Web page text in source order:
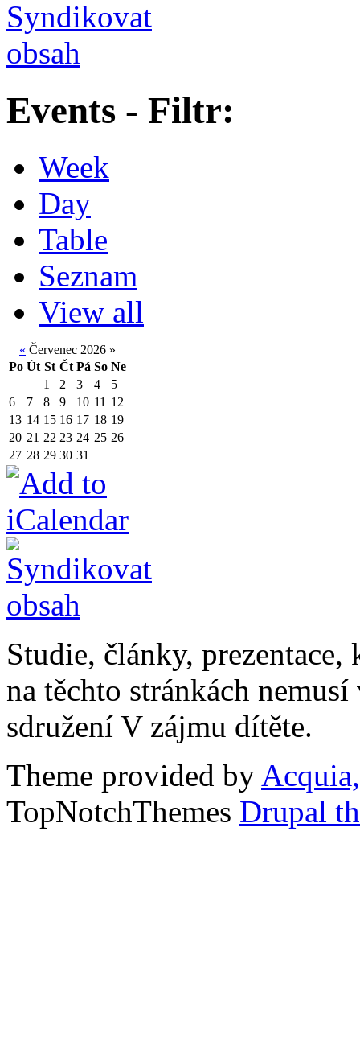
Events - Filtr:
Week
Day
Table
Seznam
View all
« Červenec 2026 »
Po Út St Čt Pá So Ne
1
2 3 4
5
6
7 8 9 10 11 12
13 14 15 16 17 18 19
20 21 22 23 24 25 26
27 28 29 30 31
Studie, články,
na těchto stránkách
sdružení V zájmu dítěte.
Theme provided by
TopNotchThemes Drupal